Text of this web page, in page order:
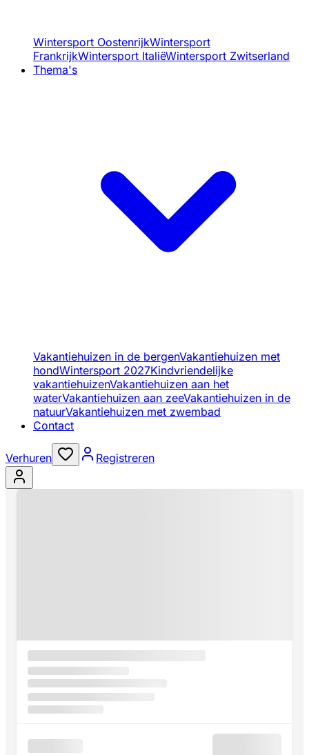
Wintersport OostenrijkWintersport
FrankrijkWintersport ItaliëWintersport Zwitserland
Thema's
Vakantiehuizen in de bergenVakantiehuizen met
hondWintersport 2027Kindvriendelijke
vakantiehuizenVakantiehuizen aan het
waterVakantiehuizen aan zeeVakantiehuizen in de
natuurVakantiehuizen met zwembad
Contact
Verhuren Registreren